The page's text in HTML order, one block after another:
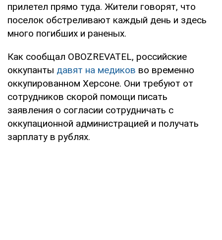
прилетел прямо туда. Жители говорят, что
поселок обстреливают каждый день и здесь
много погибших и раненых.
Как сообщал OBOZREVATEL, российские
оккупанты давят на медиков во временно
оккупированном Херсоне. Они требуют от
сотрудников скорой помощи писать
заявления о согласии сотрудничать с
оккупационной администрацией и получать
зарплату в рублях.